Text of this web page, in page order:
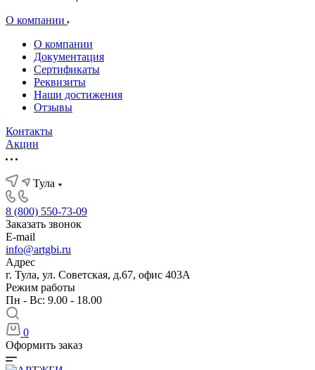
О компании
О компании
Документация
Сертификаты
Реквизиты
Наши достижения
Отзывы
Контакты
Акции
Тула
8 (800) 550-73-09
Заказать звонок
E-mail
info@artgbi.ru
Адрес
г. Тула, ул. Советская, д.67, офис 403А
Режим работы
Пн - Вс: 9.00 - 18.00
0
Оформить заказ